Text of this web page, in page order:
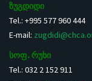
ზუგდიდი
Tel.: +995 577 960 444
E-mail:
სოფ. რუხი
Tel.: 032 2 152 911